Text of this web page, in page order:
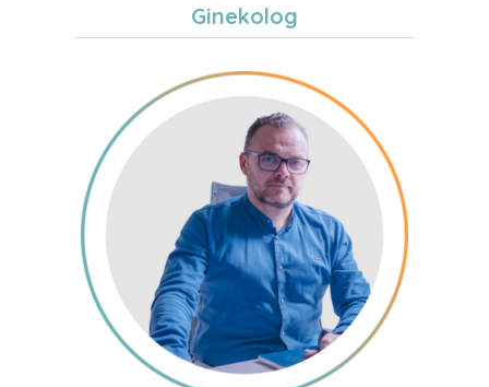
Ginekolog